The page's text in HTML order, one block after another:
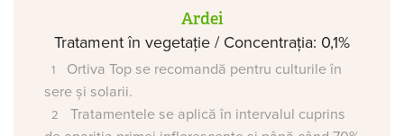
Ardei
Tratament în vegetație / Concentrația: 0,1%
Ortiva Top se recomandă pentru culturile în
sere și solarii.
Tratamentele se aplică în intervalul cuprins